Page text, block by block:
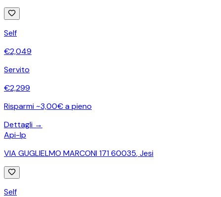
Self
€2,049
Servito
€2,299
Risparmi ~3,00€ a pieno
Dettagli →
Api-Ip
VIA GUGLIELMO MARCONI 171 60035,Jesi
Self